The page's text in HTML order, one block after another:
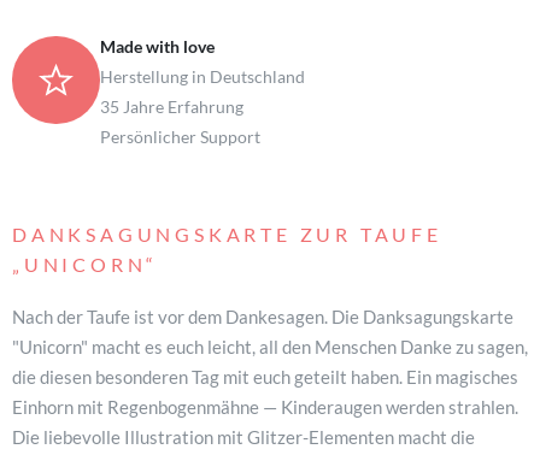
Made with love
Herstellung in Deutschland
35 Jahre Erfahrung
Persönlicher Support
DANKSAGUNGSKARTE ZUR TAUFE
„UNICORN“
Nach der Taufe ist vor dem Dankesagen. Die Danksagungskarte
"Unicorn" macht es euch leicht, all den Menschen Danke zu sagen,
die diesen besonderen Tag mit euch geteilt haben. Ein magisches
Einhorn mit Regenbogenmähne — Kinderaugen werden strahlen.
Die liebevolle Illustration mit Glitzer-Elementen macht die